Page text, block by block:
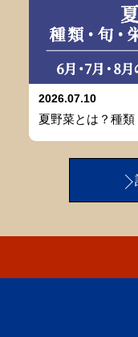
2026.07.10
夏野菜とは？種